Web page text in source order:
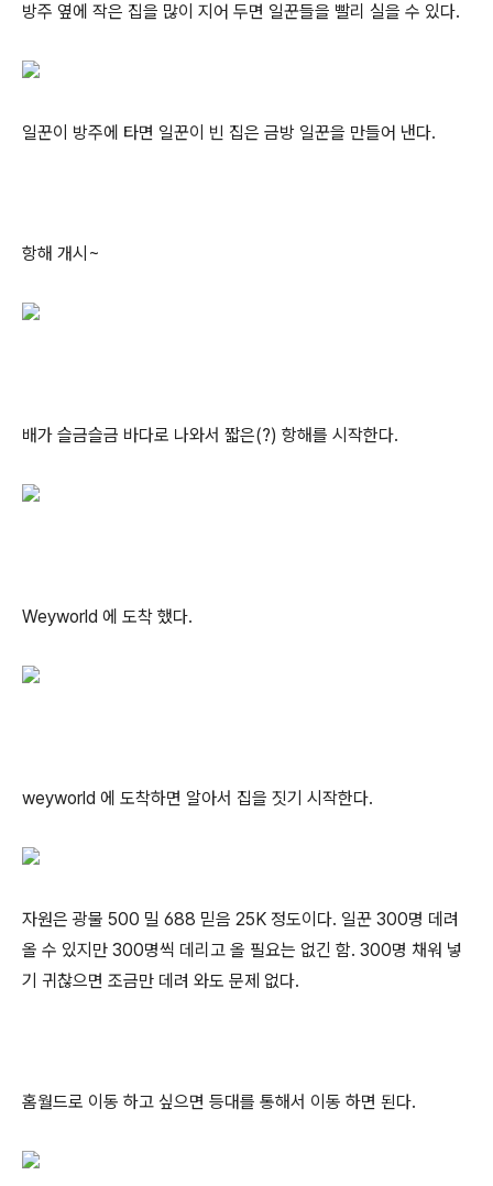
방주 옆에 작은 집을 많이 지어 두면 일꾼들을 빨리 실을 수 있다.
일꾼이 방주에 타면 일꾼이 빈 집은 금방 일꾼을 만들어 낸다.
항해 개시~
배가 슬금슬금 바다로 나와서 짧은(?) 항해를 시작한다.
Weyworld 에 도착 했다.
weyworld 에 도착하면 알아서 집을 짓기 시작한다.
자원은 광물 500 밀 688 믿음 25K 정도이다. 일꾼 300명 데려
올 수 있지만 300명씩 데리고 올 필요는 없긴 함. 300명 채워 넣
기 귀찮으면 조금만 데려 와도 문제 없다.
홈월드로 이동 하고 싶으면 등대를 통해서 이동 하면 된다.